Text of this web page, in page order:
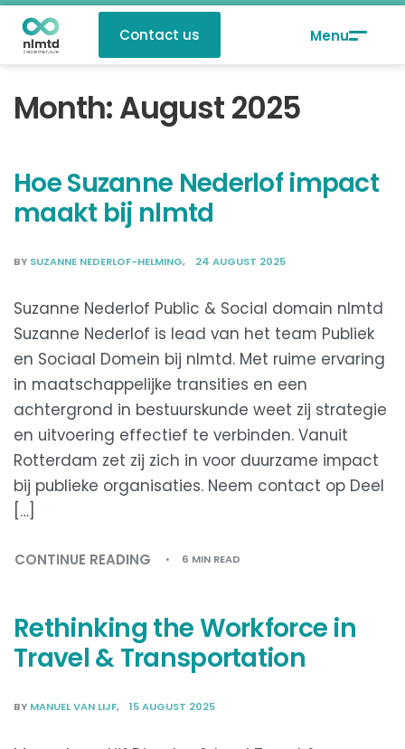
Contact us
Month:August 2025
Hoe Suzanne Nederlof impact
maakt bij nlmtd
BY SUZANNE NEDERLOF-HELMING 24 AUGUST 2025
Suzanne Nederlof Public & Social domain nlmtd
Suzanne Nederlof is lead van het team Publiek
en Sociaal Domein bij nlmtd. Met ruime ervaring
in maatschappelijke transities en een
achtergrond in bestuurskunde weet zij strategie
en uitvoering effectief te verbinden. Vanuit
Rotterdam zet zij zich in voor duurzame impact
bij publieke organisaties. Neem contact op Deel
[…]
CONTINUE READING 6 MIN READ
Rethinking the Workforce in
Travel & Transportation
BY MANUEL VAN LIJF 15 AUGUST 2025